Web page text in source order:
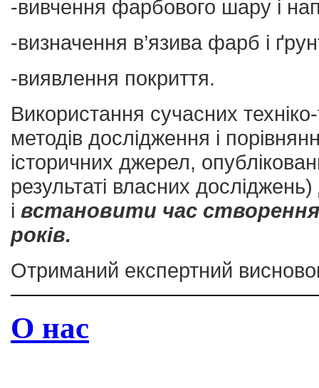
-вивчення фарбового шару і
-визначення в’язива фарб і
-виявлення покриття.
Використання сучасних техніко-
методів дослідження і
історичних джерел,
результаті власних
і встановити час
років.
Отриманий експертний
О нас